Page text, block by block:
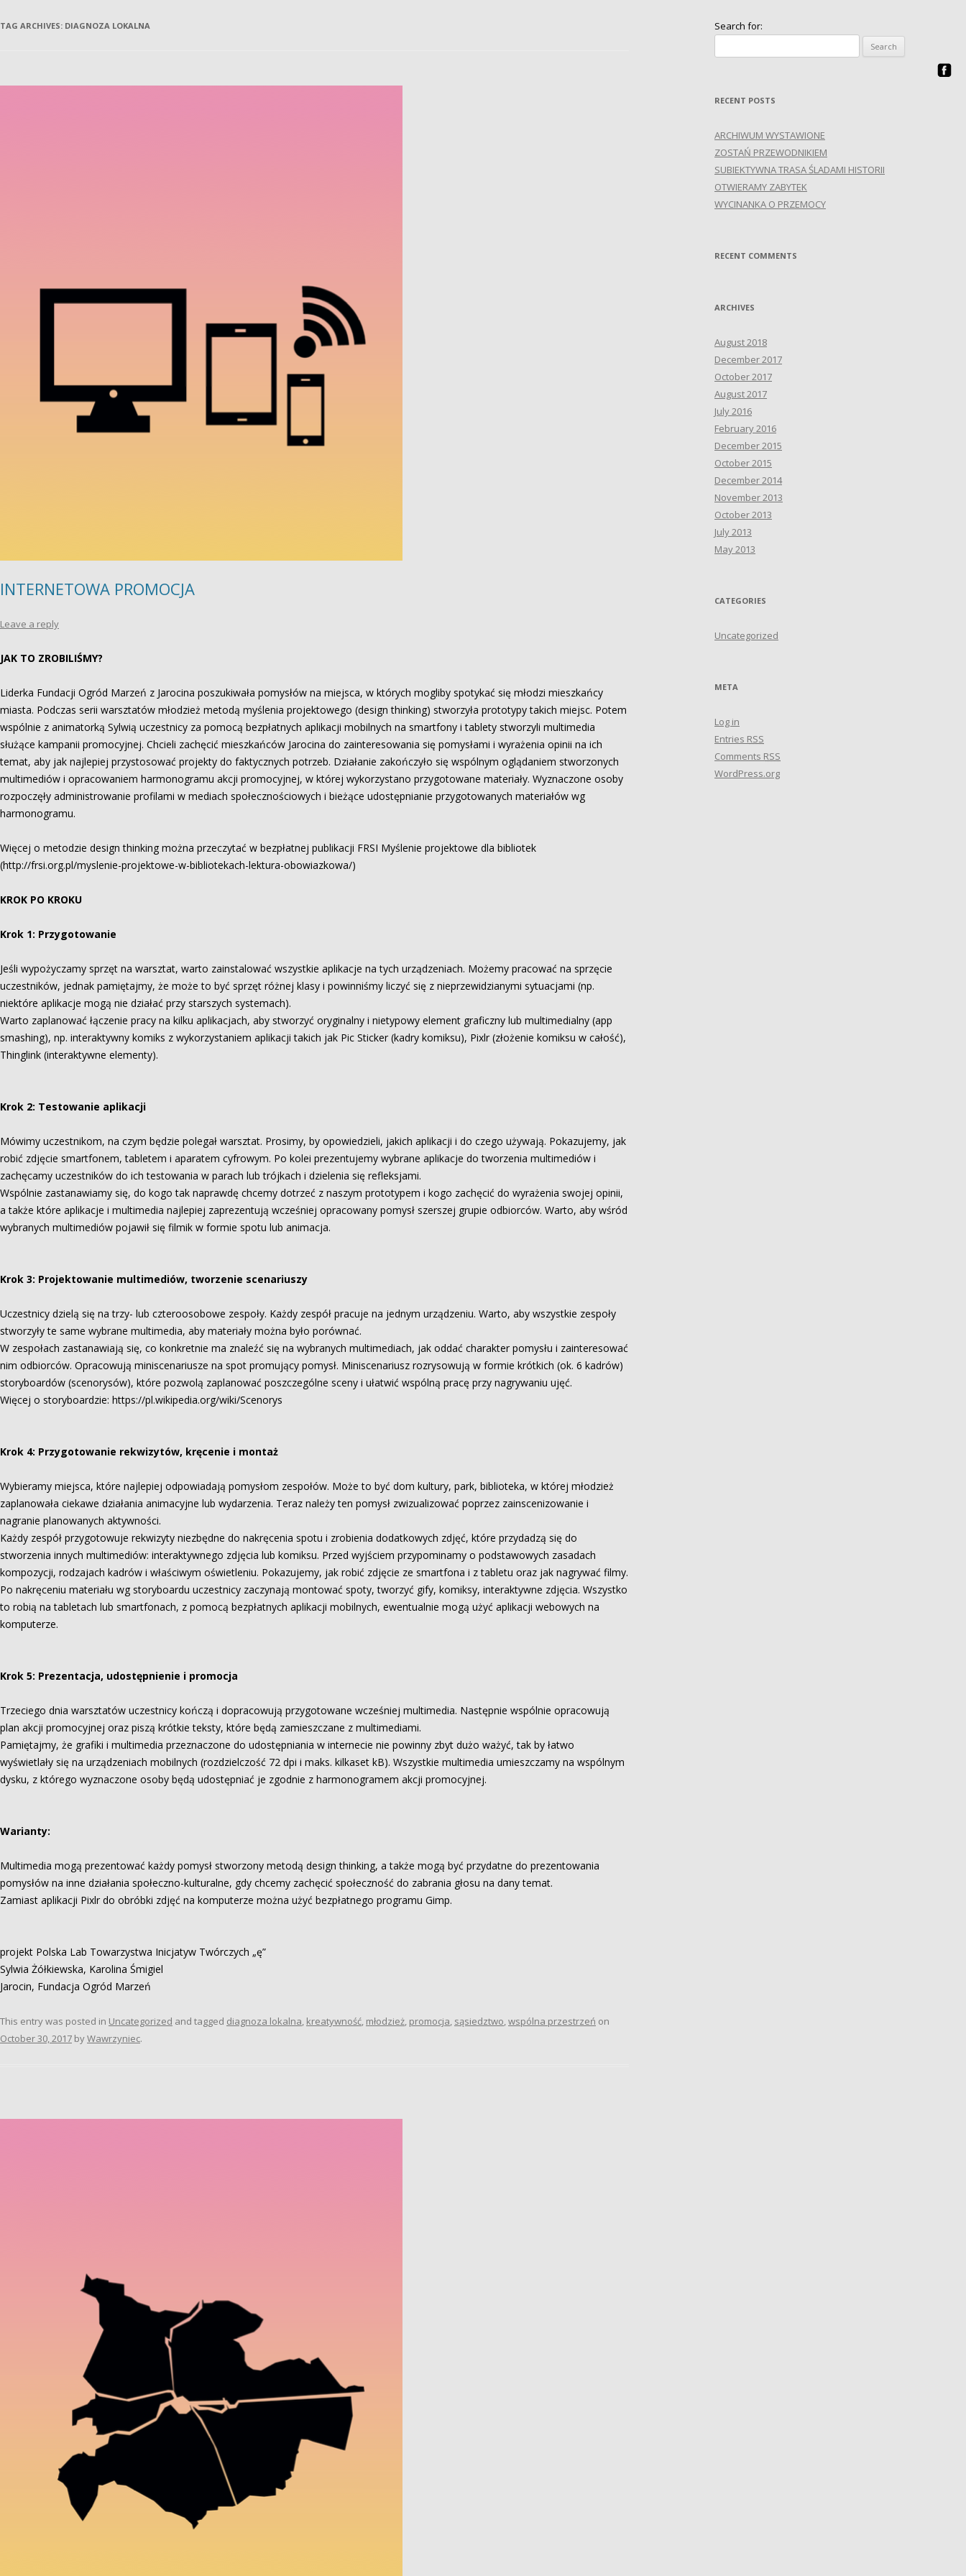
TAG ARCHIVES: DIAGNOZA LOKALNA
INTERNETOWA PROMOCJA
Leave a reply
JAK TO ZROBILIŚMY?
Liderka Fundacji Ogród Marzeń z Jarocina poszukiwała pomysłów na miejsca, w których mogliby spotykać się młodzi mieszkańcy
miasta. Podczas serii warsztatów młodzież metodą myślenia projektowego (design thinking) stworzyła prototypy takich miejsc. Potem
wspólnie z animatorką Sylwią uczestnicy za pomocą bezpłatnych aplikacji mobilnych na smartfony i tablety stworzyli multimedia
służące kampanii promocyjnej. Chcieli zachęcić mieszkańców Jarocina do zainteresowania się pomysłami i wyrażenia opinii na ich
temat, aby jak najlepiej przystosować projekty do faktycznych potrzeb. Działanie zakończyło się wspólnym oglądaniem stworzonych
multimediów i opracowaniem harmonogramu akcji promocyjnej, w której wykorzystano przygotowane materiały. Wyznaczone osoby
rozpoczęły administrowanie profilami w mediach społecznościowych i bieżące udostępnianie przygotowanych materiałów wg
harmonogramu.
Więcej o metodzie design thinking można przeczytać w bezpłatnej publikacji FRSI Myślenie projektowe dla bibliotek
(http://frsi.org.pl/myslenie-projektowe-w-bibliotekach-lektura-obowiazkowa/)
KROK PO KROKU
Krok 1: Przygotowanie
Jeśli wypożyczamy sprzęt na warsztat, warto zainstalować wszystkie aplikacje na tych urządzeniach. Możemy pracować na sprzęcie
uczestników, jednak pamiętajmy, że może to być sprzęt różnej klasy i powinniśmy liczyć się z nieprzewidzianymi sytuacjami (np.
niektóre aplikacje mogą nie działać przy starszych systemach).
Warto zaplanować łączenie pracy na kilku aplikacjach, aby stworzyć oryginalny i nietypowy element graficzny lub multimedialny (app
smashing), np. interaktywny komiks z wykorzystaniem aplikacji takich jak Pic Sticker (kadry komiksu), Pixlr (złożenie komiksu w całość),
Thinglink (interaktywne elementy).
Krok 2: Testowanie aplikacji
Mówimy uczestnikom, na czym będzie polegał warsztat. Prosimy, by opowiedzieli, jakich aplikacji i do czego używają. Pokazujemy, jak
robić zdjęcie smartfonem, tabletem i aparatem cyfrowym. Po kolei prezentujemy wybrane aplikacje do tworzenia multimediów i
zachęcamy uczestników do ich testowania w parach lub trójkach i dzielenia się refleksjami.
Wspólnie zastanawiamy się, do kogo tak naprawdę chcemy dotrzeć z naszym prototypem i kogo zachęcić do wyrażenia swojej opinii,
a także które aplikacje i multimedia najlepiej zaprezentują wcześniej opracowany pomysł szerszej grupie odbiorców. Warto, aby wśród
wybranych multimediów pojawił się filmik w formie spotu lub animacja.
Krok 3: Projektowanie multimediów, tworzenie scenariuszy
Uczestnicy dzielą się na trzy- lub czteroosobowe zespoły. Każdy zespół pracuje na jednym urządzeniu. Warto, aby wszystkie zespoły
stworzyły te same wybrane multimedia, aby materiały można było porównać.
W zespołach zastanawiają się, co konkretnie ma znaleźć się na wybranych multimediach, jak oddać charakter pomysłu i zainteresować
nim odbiorców. Opracowują miniscenariusze na spot promujący pomysł. Miniscenariusz rozrysowują w formie krótkich (ok. 6 kadrów)
storyboardów (scenorysów), które pozwolą zaplanować poszczególne sceny i ułatwić wspólną pracę przy nagrywaniu ujęć.
Więcej o storyboardzie: https://pl.wikipedia.org/wiki/Scenorys
Krok 4: Przygotowanie rekwizytów, kręcenie i montaż
Wybieramy miejsca, które najlepiej odpowiadają pomysłom zespołów. Może to być dom kultury, park, biblioteka, w której młodzież
zaplanowała ciekawe działania animacyjne lub wydarzenia. Teraz należy ten pomysł zwizualizować poprzez zainscenizowanie i
nagranie planowanych aktywności.
Każdy zespół przygotowuje rekwizyty niezbędne do nakręcenia spotu i zrobienia dodatkowych zdjęć, które przydadzą się do
stworzenia innych multimediów: interaktywnego zdjęcia lub komiksu. Przed wyjściem przypominamy o podstawowych zasadach
kompozycji, rodzajach kadrów i właściwym oświetleniu. Pokazujemy, jak robić zdjęcie ze smartfona i z tabletu oraz jak nagrywać filmy.
Po nakręceniu materiału wg storyboardu uczestnicy zaczynają montować spoty, tworzyć gify, komiksy, interaktywne zdjęcia. Wszystko
to robią na tabletach lub smartfonach, z pomocą bezpłatnych aplikacji mobilnych, ewentualnie mogą użyć aplikacji webowych na
komputerze.
Krok 5: Prezentacja, udostępnienie i promocja
Trzeciego dnia warsztatów uczestnicy kończą i dopracowują przygotowane wcześniej multimedia. Następnie wspólnie opracowują
plan akcji promocyjnej oraz piszą krótkie teksty, które będą zamieszczane z multimediami.
Pamiętajmy, że grafiki i multimedia przeznaczone do udostępniania w internecie nie powinny zbyt dużo ważyć, tak by łatwo
wyświetlały się na urządzeniach mobilnych (rozdzielczość 72 dpi i maks. kilkaset kB). Wszystkie multimedia umieszczamy na wspólnym
dysku, z którego wyznaczone osoby będą udostępniać je zgodnie z harmonogramem akcji promocyjnej.
Warianty:
Multimedia mogą prezentować każdy pomysł stworzony metodą design thinking, a także mogą być przydatne do prezentowania
pomysłów na inne działania społeczno-kulturalne, gdy chcemy zachęcić społeczność do zabrania głosu na dany temat.
Zamiast aplikacji Pixlr do obróbki zdjęć na komputerze można użyć bezpłatnego programu Gimp.
projekt Polska Lab Towarzystwa Inicjatyw Twórczych „ę”
Sylwia Żółkiewska, Karolina Śmigiel
Jarocin, Fundacja Ogród Marzeń
This entry was posted in Uncategorized and tagged diagnoza lokalna, kreatywność, młodzież, promocja, sąsiedztwo,wspólna przestrzeń on
October 30, 2017 byWawrzyniec.
Search for:
RECENT POSTS
ARCHIWUM WYSTAWIONE
ZOSTAŃ PRZEWODNIKIEM
SUBIEKTYWNA TRASA ŚLADAMI HISTORII
OTWIERAMY ZABYTEK
WYCINANKA O PRZEMOCY
RECENT COMMENTS
ARCHIVES
August 2018
December 2017
October 2017
August 2017
July 2016
February 2016
December 2015
October 2015
December 2014
November 2013
October 2013
July 2013
May 2013
CATEGORIES
Uncategorized
META
Log in
Entries RSS
Comments RSS
WordPress.org